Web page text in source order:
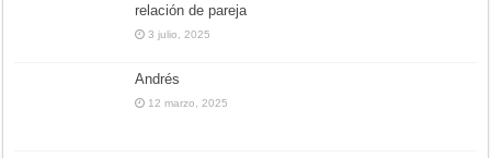
relación de pareja
3 julio, 2025
Andrés
12 marzo, 2025